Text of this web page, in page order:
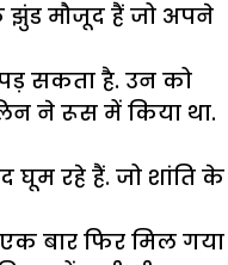
झुंड मौजूद हैं जो अपने
सकता है. उन को
ने रूस में किया था.
घूम रहे हैं. जो शांति के
बार फिर मिल गया